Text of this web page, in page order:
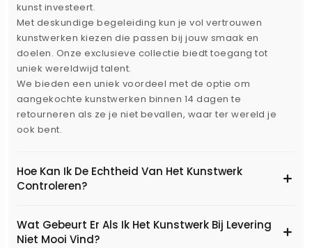
kunst investeert.
Met deskundige begeleiding kun je vol vertrouwen
kunstwerken kiezen die passen bij jouw smaak en
doelen. Onze exclusieve collectie biedt toegang tot
uniek wereldwijd talent.
We bieden een uniek voordeel met de optie om
aangekochte kunstwerken binnen 14 dagen te
retourneren als ze je niet bevallen, waar ter wereld je
ook bent.
Hoe Kan Ik De Echtheid Van Het Kunstwerk
Controleren?
Wat Gebeurt Er Als Ik Het Kunstwerk Bij Levering
Niet Mooi Vind?